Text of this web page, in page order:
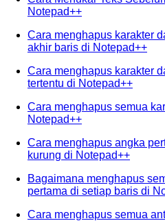
Notepad++
Cara menghapus karakter
akhir baris di Notepad++
Cara menghapus karakter
tertentu di Notepad++
Cara menghapus semua
Notepad++
Cara menghapus angka
kurung di Notepad++
Bagaimana menghapus
pertama di setiap baris di
Cara menghapus semua